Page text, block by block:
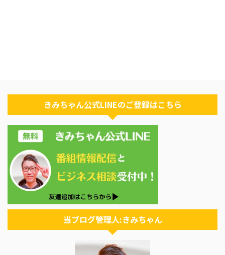
きみちゃん公式LINEのご登録はこちら
当ブログ管理人:きみちゃん